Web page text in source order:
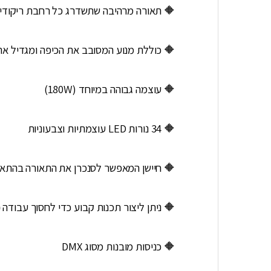
🔶 תאורה מרהיבה שתשדרג כל רחבת
🔶 כוללת מנוע המסובב את הכיפה ומגדיל
🔶 עוצמה גבוהה במיוחד (180W)
🔶 34 נורות LED עוצמתיות וצבעוניות
🔶 חיישן המאפשר לסנכרן את התאורה
🔶 ניתן ליצור תכנות קבוע כדי לחסוך
🔶 כניסות מובנות מסוג DMX